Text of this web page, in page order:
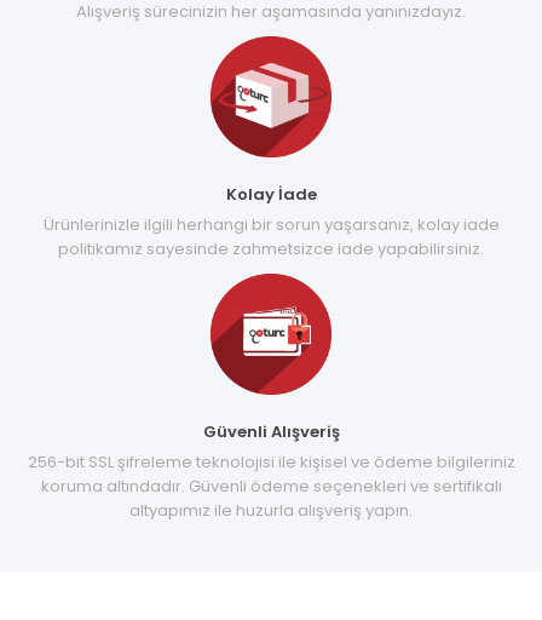
Alışveriş sürecinizin her aşamasında yanınızdayız.
Kolay İade
Ürünlerinizle ilgili herhangi bir sorun yaşarsanız, kolay iade
politikamız sayesinde zahmetsizce iade yapabilirsiniz.
Güvenli Alışveriş
256-bit SSL şifreleme teknolojisi ile kişisel ve ödeme bilgileriniz
koruma altındadır. Güvenli ödeme seçenekleri ve sertifikalı
altyapımız ile huzurla alışveriş yapın.